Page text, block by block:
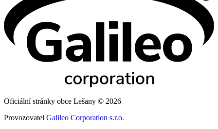
Oficiální stránky obce Lešany © 2026
Provozovatel Galileo Corporation s.r.o.